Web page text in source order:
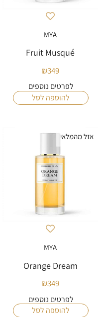
MYA
Fruit Musqué
₪349
לפרטים נוספים
להוספה לסל
אזל מהמלאי
MYA
Orange Dream
₪349
לפרטים נוספים
להוספה לסל